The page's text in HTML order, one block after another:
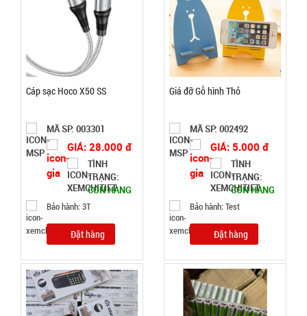
Ấm siêu tốc
inox 1,8 Lít
( T24, full
MÃ
65.000 đ
TÌNH
TRẠNG:
CÒN HÀNG
hành:
BH; Cân
nặng: 1kg
Cáp sạc Hoco X50 SS
MÃ SP: 003301
GIÁ: 28.000 đ
TÌNH
TRẠNG:
CÒN HÀNG
Bảo hành: 3T
Đặt hàng
Giá đỡ Gỗ hình Thỏ
MÃ SP: 002492
GIÁ: 5.000 đ
TÌNH
TRẠNG:
CÒN HÀNG
Bảo hành: Test
Đặt hàng